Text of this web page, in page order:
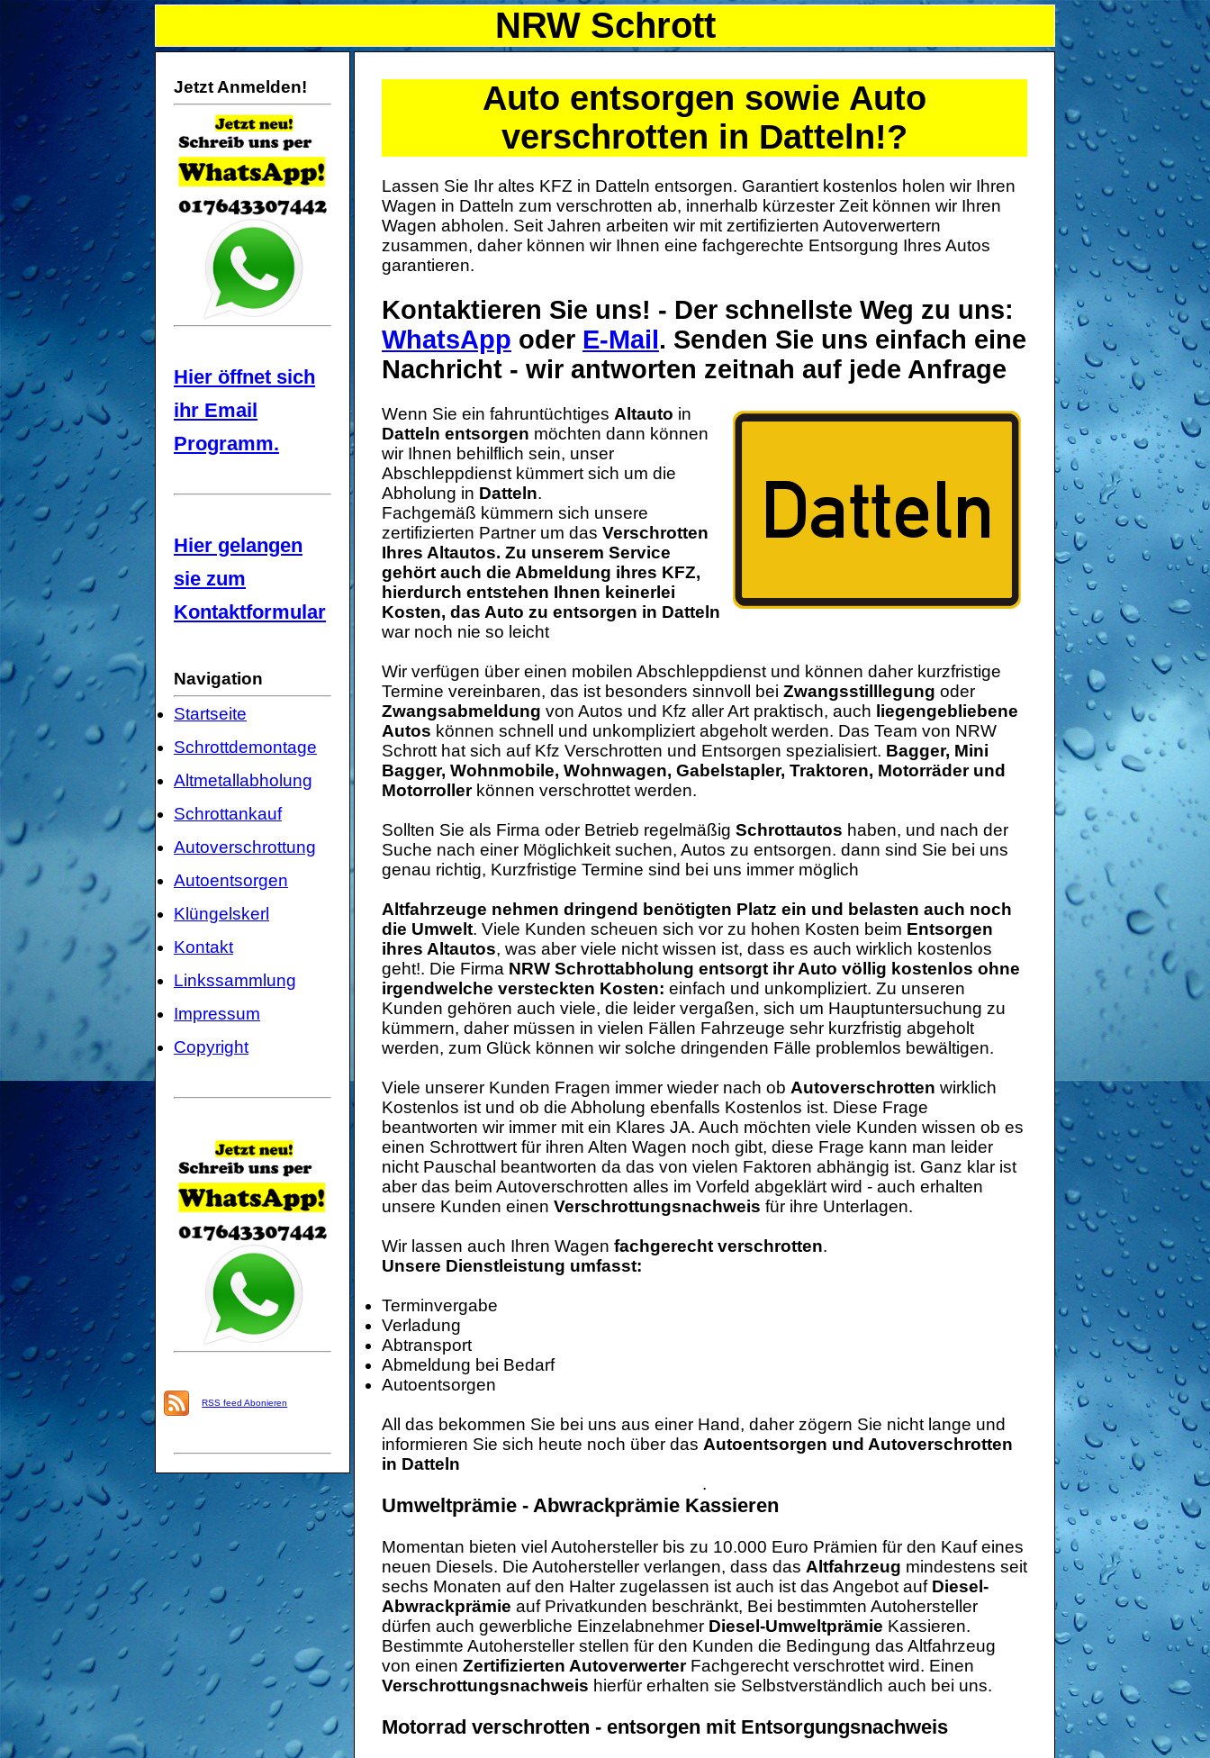
NRW Schrott
Jetzt Anmelden!
Hier öffnet sich
ihr Email
Programm.
Hier gelangen
sie zum
Kontaktformular
Navigation
Startseite
Schrottdemontage
Altmetallabholung
Schrottankauf
Autoverschrottung
Autoentsorgen
Klüngelskerl
Kontakt
Linkssammlung
Impressum
Copyright
RSS feed Abonieren
Auto entsorgen sowie Auto
verschrotten in Datteln!?
Lassen Sie Ihr altes KFZ in Datteln entsorgen. Garantiert kostenlos holen wir Ihren
Wagen in Datteln zum verschrotten ab, innerhalb kürzester Zeit können wir Ihren
Wagen abholen. Seit Jahren arbeiten wir mit zertifizierten Autoverwertern
zusammen, daher können wir Ihnen eine fachgerechte Entsorgung Ihres Autos
garantieren.
Kontaktieren Sie uns! - Der schnellste Weg zu uns:
WhatsApp oder E-Mail. Senden Sie uns einfach eine
Nachricht - wir antworten zeitnah auf jede Anfrage
Wenn Sie ein fahruntüchtiges Altauto in
Datteln entsorgen möchten dann können
wir Ihnen behilflich sein, unser
Abschleppdienst kümmert sich um die
Abholung in Datteln.
Fachgemäß kümmern sich unsere
zertifizierten Partner um das Verschrotten
Ihres Altautos. Zu unserem Service
gehört auch die Abmeldung ihres KFZ,
hierdurch entstehen Ihnen keinerlei
Kosten, das Auto zu entsorgen in Datteln
war noch nie so leicht
Wir verfügen über einen mobilen Abschleppdienst und können daher kurzfristige
Termine vereinbaren, das ist besonders sinnvoll bei Zwangsstilllegung oder
Zwangsabmeldung von Autos und Kfz aller Art praktisch, auch liegengebliebene
Autos können schnell und unkompliziert abgeholt werden. Das Team von NRW
Schrott hat sich auf Kfz Verschrotten und Entsorgen spezialisiert. Bagger, Mini
Bagger, Wohnmobile, Wohnwagen, Gabelstapler, Traktoren, Motorräder und
Motorrollerkönnen verschrottet werden.
Sollten Sie als Firma oder Betrieb regelmäßig Schrottautos haben, und nach der
Suche nach einer Möglichkeit suchen, Autos zu entsorgen. dann sind Sie bei uns
genau richtig, Kurzfristige Termine sind bei uns immer möglich
Altfahrzeuge nehmen dringend benötigten Platz ein und belasten auch noch
die Umwelt. Viele Kunden scheuen sich vor zu hohen Kosten beim Entsorgen
ihres Altautos, was aber viele nicht wissen ist, dass es auch wirklich kostenlos
geht!. Die Firma NRW Schrottabholung entsorgt ihr Auto völlig kostenlos ohne
irgendwelche versteckten Kosten: einfach und unkompliziert. Zu unseren
Kunden gehören auch viele, die leider vergaßen, sich um Hauptuntersuchung zu
kümmern, daher müssen in vielen Fällen Fahrzeuge sehr kurzfristig abgeholt
werden, zum Glück können wir solche dringenden Fälle problemlos bewältigen.
Viele unserer Kunden Fragen immer wieder nach ob Autoverschrotten wirklich
Kostenlos ist und ob die Abholung ebenfalls Kostenlos ist. Diese Frage
beantworten wir immer mit ein Klares JA. Auch möchten viele Kunden wissen ob es
einen Schrottwert für ihren Alten Wagen noch gibt, diese Frage kann man leider
nicht Pauschal beantworten da das von vielen Faktoren abhängig ist. Ganz klar ist
aber das beim Autoverschrotten alles im Vorfeld abgeklärt wird - auch erhalten
unsere Kunden einen Verschrottungsnachweis für ihre Unterlagen.
Wir lassen auch Ihren Wagen fachgerecht verschrotten.
Unsere Dienstleistung umfasst:
Terminvergabe
Verladung
Abtransport
Abmeldung bei Bedarf
Autoentsorgen
All das bekommen Sie bei uns aus einer Hand, daher zögern Sie nicht lange und
informieren Sie sich heute noch über das Autoentsorgen und Autoverschrotten
in Datteln
.
Umweltprämie - Abwrackprämie Kassieren
Momentan bieten viel Autohersteller bis zu 10.000 Euro Prämien für den Kauf eines
neuen Diesels. Die Autohersteller verlangen, dass das Altfahrzeug mindestens seit
sechs Monaten auf den Halter zugelassen ist auch ist das Angebot auf Diesel-
Abwrackprämie auf Privatkunden beschränkt, Bei bestimmten Autohersteller
dürfen auch gewerbliche Einzelabnehmer Diesel-Umweltprämie Kassieren.
Bestimmte Autohersteller stellen für den Kunden die Bedingung das Altfahrzeug
von einen Zertifizierten AutoverwerterFachgerecht verschrottet wird. Einen
Verschrottungsnachweis hierfür erhalten sie Selbstverständlich auch bei uns.
Motorrad verschrotten - entsorgen mit Entsorgungsnachweis